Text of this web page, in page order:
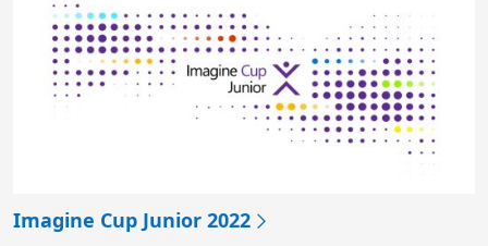
Imagine Cup Junior 2022